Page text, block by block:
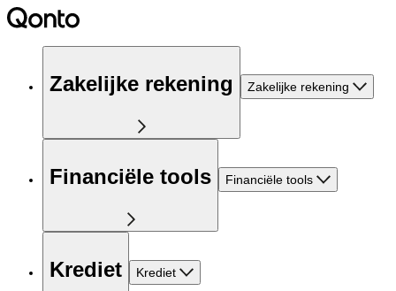
Zakelijke rekening Zakelijke rekening
Financiële tools Financiële tools
Krediet Krediet